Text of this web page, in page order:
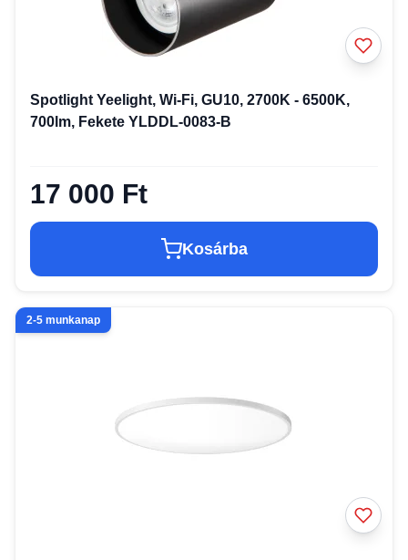
Spotlight Yeelight, Wi-Fi, GU10, 2700K - 6500K,
700lm, Fekete YLDDL-0083-B
17 000 Ft
Kosárba
2-5 munkanap